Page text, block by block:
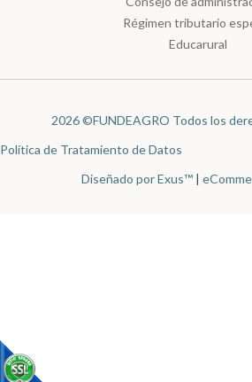
Régimen tributario
Educarural
2026 ©FUNDEAGRO Todos los
Política de Tratamiento de Datos
Diseñado por Exus™|